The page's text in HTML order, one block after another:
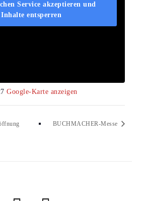
Google-Karte anzeigen
Service akzeptieren und
Inhalte entsperren
BUCHMACHER-Messe